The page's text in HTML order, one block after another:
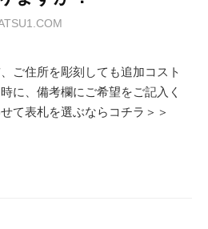
ご住所を彫刻しても追加コスト
に、備考欄にご希望をご記入く
て表札を選ぶならコチラ＞＞